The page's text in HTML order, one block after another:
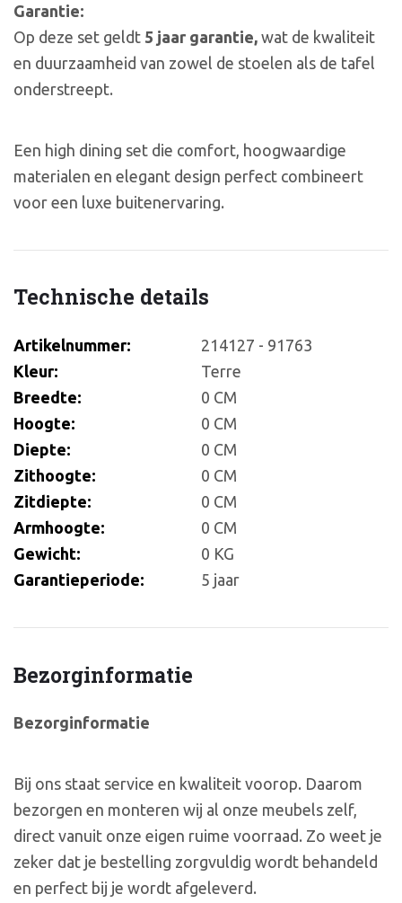
Garantie:
Op deze set geldt 5 jaar garantie, wat de kwaliteit
en duurzaamheid van zowel de stoelen als de tafel
onderstreept.
Een high dining set die comfort, hoogwaardige
materialen en elegant design perfect combineert
voor een luxe buitenervaring.
Technische details
Artikelnummer:
214127 - 91763
Kleur:
Terre
Breedte:
0 CM
Hoogte:
0 CM
Diepte:
0 CM
Zithoogte:
0 CM
Zitdiepte:
0 CM
Armhoogte:
0 CM
Gewicht:
0 KG
Garantieperiode:
5 jaar
Bezorginformatie
Bezorginformatie
Bij ons staat service en kwaliteit voorop. Daarom
bezorgen en monteren wij al onze meubels zelf,
direct vanuit onze eigen ruime voorraad. Zo weet je
zeker dat je bestelling zorgvuldig wordt behandeld
en perfect bij je wordt afgeleverd.